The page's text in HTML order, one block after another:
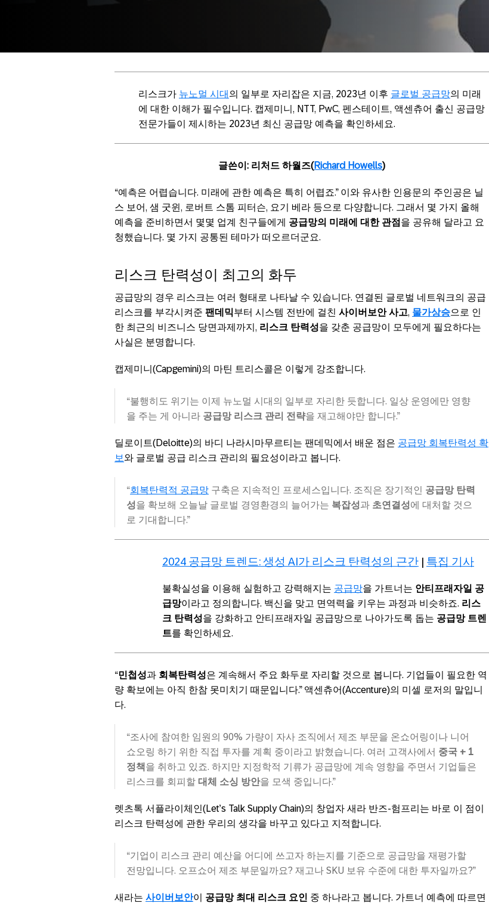
리스크가 뉴노멀 시대 의 일부로 자리잡은 지금, 2023년 이후 글로벌 공급망의 미래
에 대한 이해가 필수입니다. 캡제미니, NTT, PwC, 펜스테이트, 액센츄어 출신 공급망
전문가들이 제시하는 2023년 최신 공급망 예측을 확인하세요.
글쓴이: 리처드 하월즈(Richard Howells)
“예측은 어렵습니다. 미래에 관한 예측은 특히 어렵죠.” 이와 유사한 인용문의 주인공은 닐
스 보어, 샘 굿윈, 로버트 스톰 피터슨, 요기 베라 등으로 다양합니다. 그래서 몇 가지 올해
예측을 준비하면서 몇몇 업계 친구들에게 공급망의 미래에 대한 관점 을 공유해 달라고 요
청했습니다. 몇 가지 공통된 테마가 떠오르더군요.
리스크 탄력성이 최고의 화두
공급망의 경우 리스크는 여러 형태로 나타날 수 있습니다. 연결된 글로벌 네트워크의 공급
리스크를 부각시켜준 팬데믹부터 시스템 전반에 걸친 사이버보안사고, 물가상승으로 인
한 최근의 비즈니스 당면과제까지, 리스크 탄력성을 갖춘 공급망이 모두에게 필요하다는
사실은 분명합니다.
캡제미니(Capgemini)의 마틴 트리스콜은 이렇게 강조합니다.
“불행히도 위기는 이제 뉴노멀 시대의 일부로 자리한 듯합니다. 일상 운영에만 영향
을 주는 게 아니라 공급망 리스크 관리 전략을 재고해야만 합니다.”
딜로이트(Deloitte)의 바디 나라시마무르티는 팬데믹에서 배운 점은 공급망 회복탄력성 확
보와 글로벌 공급 리스크 관리의 필요성이라고 봅니다.
“회복탄력적 공급망 구축은 지속적인 프로세스입니다. 조직은 장기적인 공급망 탄력
성을 확보해 오늘날 글로벌 경영환경의 늘어가는 복잡성과 초연결성에 대처할 것으
로 기대합니다.”
2024 공급망 트렌드: 생성 AI가 리스크 탄력성의 근간 | 특집 기사
불확실성을 이용해 실험하고 강력해지는 공급망을 가트너는 안티프래자일 공
급망이라고 정의합니다. 백신을 맞고 면역력을 키우는 과정과 비슷하죠. 리스
크 탄력성을 강화하고 안티프래자일 공급망으로 나아가도록 돕는 공급망 트렌
트를 확인하세요.
“민첩성과 회복탄력성은 계속해서 주요 화두로 자리할 것으로 봅니다. 기업들이 필요한 역
량 확보에는 아직 한참 못미치기 때문입니다.” 액센츄어(Accenture)의 미셀 로저의 말입니
다.
“조사에 참여한 임원의 90% 가량이 자사 조직에서 제조 부문을 온쇼어링이나 니어
쇼오링 하기 위한 직접 투자를 계획 중이라고 밝혔습니다. 여러 고객사에서 중국 + 1
정책 을 취하고 있죠. 하지만 지정학적 기류가 공급망에 계속 영향을 주면서 기업들은
리스크를 회피할 대체 소싱 방안을 모색 중입니다.”
렛츠톡 서플라이체인(Let’s Talk Supply Chain)의 창업자 새라 반즈-험프리는 바로 이 점이
리스크 탄력성에 관한 우리의 생각을 바꾸고 있다고 지적합니다.
“기업이 리스크 관리 예산을 어디에 쓰고자 하는지를 기준으로 공급망을 재평가할
전망입니다. 오프쇼어 제조 부문일까요? 재고나 SKU 보유 수준에 대한 투자일까요?”
새라는 사이버보안이 공급망 최대 리스크 요인 중 하나라고 봅니다. 가트너 예측에 따르면